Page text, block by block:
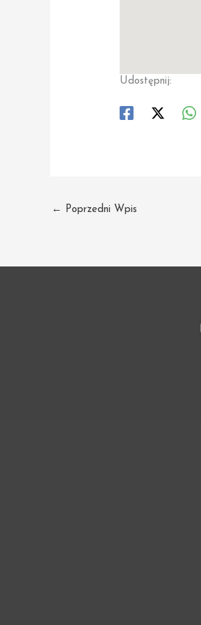
Udostępnij:
← Poprzedni Wpis